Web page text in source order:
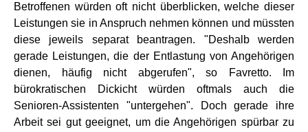
Betroffenen würden oft nicht überblicken, welche dieser
Leistungen sie in Anspruch nehmen können und müssten
diese jeweils separat beantragen. "Deshalb werden
gerade Leistungen, die der Entlastung von Angehörigen
dienen, häufig nicht abgerufen", so Favretto. Im
bürokratischen Dickicht würden oftmals auch die
Senioren-Assistenten "untergehen". Doch gerade ihre
Arbeit sei gut geeignet, um die Angehörigen spürbar zu